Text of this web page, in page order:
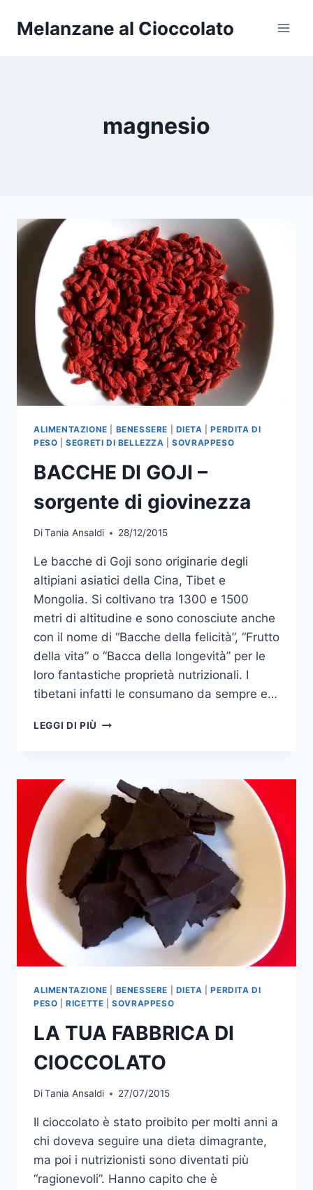
Melanzane al Cioccolato
magnesio
ALIMENTAZIONE BENESSERE DIETA |PERDITA DI
PESO |SEGRETI DI BELLEZZA |SOVRAPPESO
BACCHE DI GOJI –
sorgente di giovinezza
DiTania Ansaldi 28/12/2015
Le bacche di Goji sono originarie degli
altipiani asiatici della Cina, Tibet e
Mongolia. Si coltivano tra 1300 e 1500
metri di altitudine e sono conosciute anche
con il nome di “Bacche della felicità”, “Frutto
della vita” o “Bacca della longevità” per le
loro fantastiche proprietà nutrizionali. I
tibetani infatti le consumano da sempre e…
LEGGI DI PIÙ BACCHE
SORGENTE
DI
GIOVINEZZA
ALIMENTAZIONE BENESSERE DIETA |PERDITA DI
PESO |RICETTE |SOVRAPPESO
LA TUA FABBRICA DI
CIOCCOLATO
DiTania Ansaldi 27/07/2015
Il cioccolato è stato proibito per molti anni a
chi doveva seguire una dieta dimagrante,
ma poi i nutrizionisti sono diventati più
“ragionevoli”. Hanno capito che è